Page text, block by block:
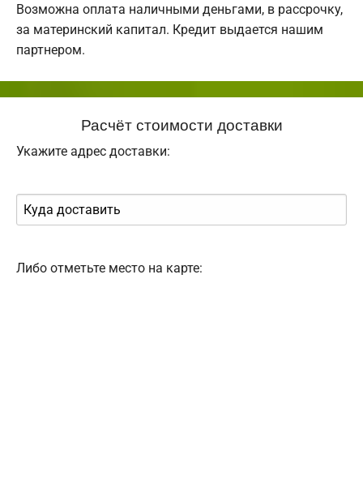
Возможна оплата наличными деньгами, в рассрочку,
за материнский капитал. Кредит выдается нашим
партнером.
Расчёт стоимости доставки
Укажите адрес доставки:
Либо отметьте место на карте: